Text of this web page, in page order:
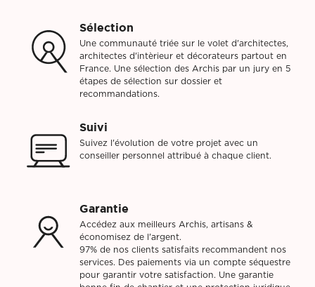
Sélection
Une communauté triée sur le volet d'architectes,
architectes d'intèrieur et décorateurs partout en
France. Une sélection des Archis par un jury en 5
étapes de sélection sur dossier et
recommandations.
Suivi
Suivez l'évolution de votre projet avec un
conseiller personnel attribué à chaque client.
Garantie
Accédez aux meilleurs Archis, artisans &
économisez de l'argent.
97% de nos clients satisfaits recommandent nos
services. Des paiements via un compte séquestre
pour garantir votre satisfaction. Une garantie